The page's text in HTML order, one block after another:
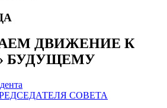
ДВИЖЕНИЕ К
БУДУЩЕМУ
СОВЕТА